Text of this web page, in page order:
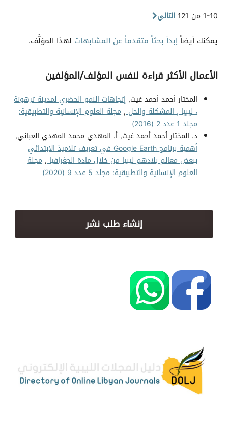
1-10 من 121
التالي
يمكنك أيضاًإبدأ بحثاً متقدماً عن المشابهات لهذا المؤلَّف.
الأعمال الأكثر قراءة لنفس المؤلف/المؤلفين
المختار أحمد أحمد غيث, إتجاهات النمو الحضري لمدينة ترهونة
، ليبيا , المشكلة والحل, مجلة العلوم الإنسانية والتطبيقية:
مجلد 1 عدد 2 (2016)
د. المختار أحمد أحمد غيث, أ. المهدي محمد المهدي العباني,
أهمية برنامج Google Earth في تعريف تلاميذ الابتدائي
ببعض معالم بلادهم ليبيا من خلال مادة الجغرافيا, مجلة
العلوم الإنسانية والتطبيقية: مجلد 5 عدد 9 (2020)
إنشاء طلب نشر